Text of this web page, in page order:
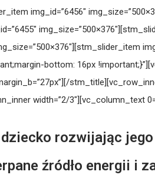
img_id=”6456″
bottom: 16px
width=”2/3″][vc_column_text
rozwijając
źródło energii i